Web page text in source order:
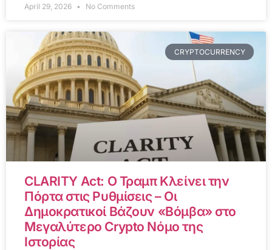
April 29, 2026 No Comments
CRYPTOCURRENCY
CLARITY Act: Ο Τραμπ Κλείνει την
Πόρτα στις Ρυθμίσεις – Οι
Δημοκρατικοί Βάζουν «Βόμβα» στο
Μεγαλύτερο Crypto Νόμο της
Ιστορίας